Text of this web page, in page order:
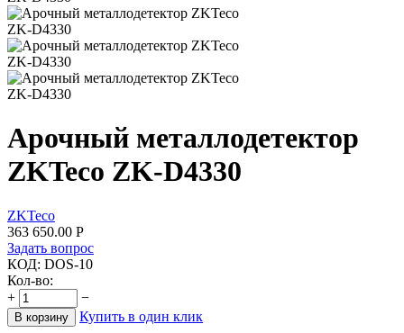
Арочный металлодетектор
ZKTeco ZK-D4330
ZKTeco
363 650.00 Р
Задать вопрос
КОД: DOS-10
Кол-во:
+
−
В корзину Купить в один клик